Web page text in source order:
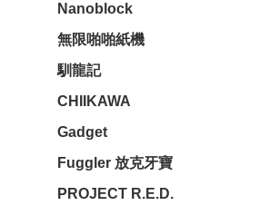
Nanoblock
無限啪啪紙機
馴龍記
CHIIKAWA
Gadget
Fuggler 放克牙寶
PROJECT R.E.D.